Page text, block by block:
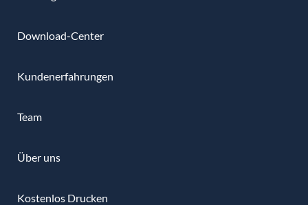
Download-Center
Kundenerfahrungen
Team
Über uns
Kostenlos Drucken